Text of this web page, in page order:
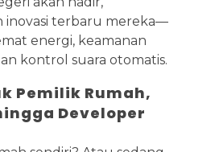
inovasi terbaru mereka—
energi, keamanan
kontrol suara otomatis.
Pemilik Rumah,
Developer